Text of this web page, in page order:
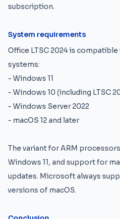
subscription.
System requirements
Office LTSC 2024 is
systems:
- Windows 11
- Windows 10 (including LTSC
- Windows Server 2022
- macOS 12 and later
The variant for ARM
Windows 11, and support for
updates. Microsoft always
versions of macOS.